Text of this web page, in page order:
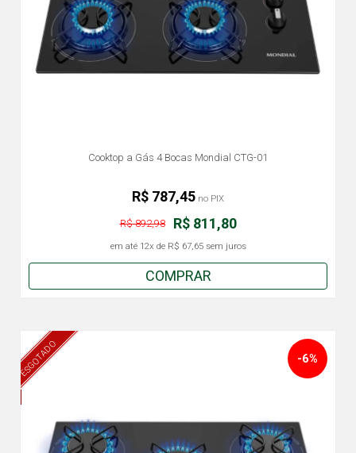
Cooktop a Gás 4 Bocas Mondial CTG-01
R$ 811,80
R$ 892,98
em até 12x de R$ 67,65sem juros
R$ 787,45 no PIX
COMPRAR
ESGOTADO -6%